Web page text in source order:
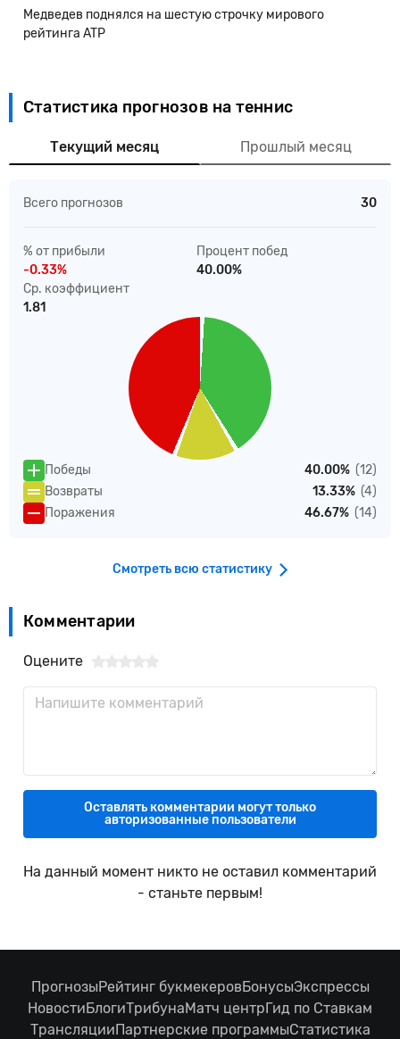
Медведев поднялся на шестую строчку мирового
рейтинга ATP
Статистика прогнозов на теннис
Текущий месяц Прошлый месяц
Всего прогнозов 30
% от прибыли
-0.33%
Процент побед
40.00%
Ср. коэффициент
1.81
Победы 40.00% (12)
Возвраты
13.33% (4)
Поражения
46.67% (14)
Смотреть всю статистику
Комментарии
Оцените
Оставлять комментарии могут только
авторизованные пользователи
На данный момент никто не оставил комментарий
- станьте первым!
ПрогнозыРейтинг букмекеровБонусыЭкспрессы
НовостиБлогиТрибунаМатч центрГид по Ставкам
ТрансляцииПартнерские программыСтатистика